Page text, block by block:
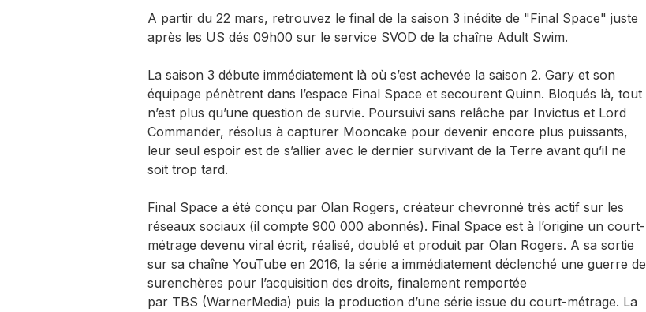
A partir du 22 mars, retrouvez le final de la saison 3 inédite de "Final Space" juste
après les US dés 09h00 sur le service SVOD de la chaîne Adult Swim.
La saison 3 débute immédiatement là où s’est achevée la saison 2. Gary et son
équipage pénètrent dans l’espace Final Space et secourent Quinn. Bloqués là, tout
n’est plus qu’une question de survie. Poursuivi sans relâche par Invictus et Lord
Commander, résolus à capturer Mooncake pour devenir encore plus puissants,
leur seul espoir est de s’allier avec le dernier survivant de la Terre avant qu’il ne
soit trop tard.
Final Space a été conçu par Olan Rogers, créateur chevronné très actif sur les
réseaux sociaux (il compte 900 000 abonnés). Final Space est à l’origine un court-
métrage devenu viral écrit, réalisé, doublé et produit par Olan Rogers. A sa sortie
sur sa chaîne YouTube en 2016, la série a immédiatement déclenché une guerre de
surenchères pour l’acquisition des droits, finalement remportée
par TBS (WarnerMedia) puis la production d’une série issue du court-métrage. La